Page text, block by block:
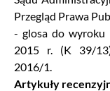
Przegląd Prawa
- glosa do wyroku
2015 r. (K 39/
2016/1.
Artykuły